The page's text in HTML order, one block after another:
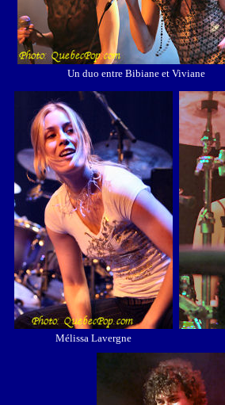
Un duo entre Bibiane et Viviane
Mélissa Lavergne